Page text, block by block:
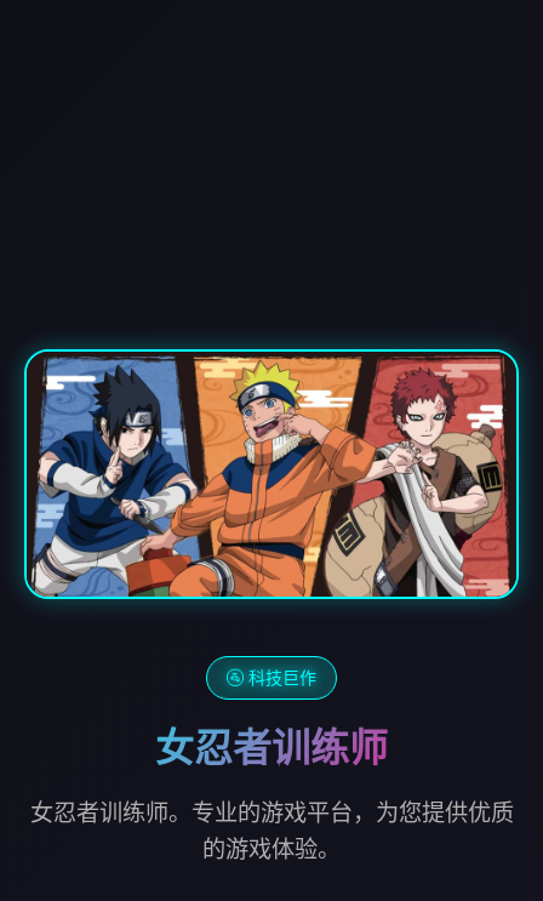
🚰 科技巨作
女忍者训练师
女忍者训练师。专业的游戏平台，为您提供优质
的游戏体验。